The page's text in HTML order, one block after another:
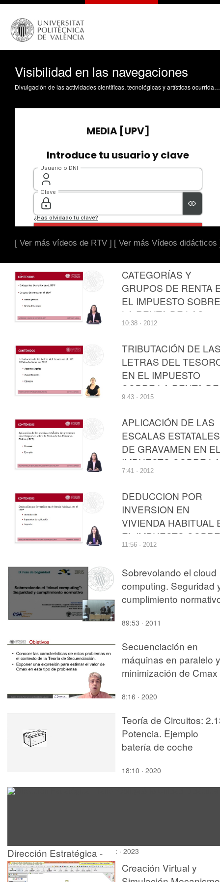
Visibilidad en las navegaciones
Divulgación de las actividades científicas, tecnológicas y artísticas ocurridas en los tres campus de la UPV
[ Ver más vídeos de RTV ] [ Ver más Vídeos didácticos
CATEGORÍAS Y
GRUPOS DE RENTA
EL IMPUESTO SOBRE
LA RENTA DE LAS
PERSONAS FÍSICAS
10:38 · 2012
TRIBUTACIÓN DE
LETRAS DEL
EN EL IMPUESTO
SOBRE LA RENTA DE
LAS PERSONAS
9:43 · 2015
APLICACIÓN DE LAS
ESCALAS ESTATALES
DE GRAVAMEN EN
IMPUESTO SOBRE LA
RENTA DE LAS
7:41 · 2012
DEDUCCION POR
INVERSION EN
VIVIENDA HABITUAL
EL IMPUESTO SOBRE
LA RENTA DE LAS
11:56 · 2012
Sobrevolando el cloud
computing. Seguridad
cumplimiento
89:53 · 2011
Secuenciación en
máquinas en paralelo y
minimización de Cmax
8:16 · 2020
Teoría de Circuitos:
Potencia. Ejemplo
batería de coche
18:10 · 2020
Dirección Estratégica -
Taller Obligatório Unidad
Didáctica 4
: · 2023
Creación Virtual y